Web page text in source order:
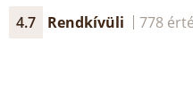
4.7 Rendkívüli 778